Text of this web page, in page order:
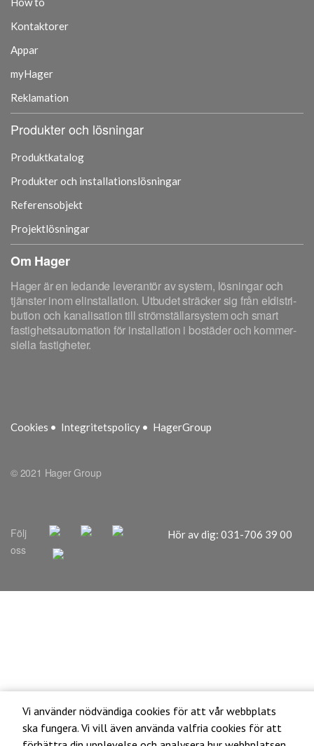
Vi använder nödvändiga cookies för att vår webbplats
ska fungera. Vi vill även använda valfria cookies för att